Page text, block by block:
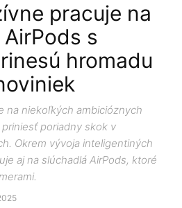
pracuje na
s
hromadu
na niekoľkých ambicióznych
poriadny skok v
Okrem vývoja inteligentiných
aj na slúchadlá AirPods, ktoré